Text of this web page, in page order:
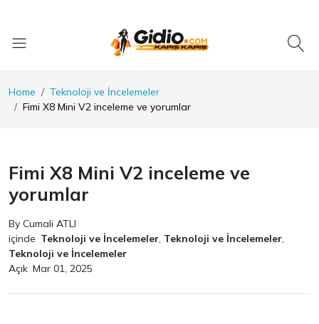
Home
Teknoloji ve İncelemeler
Fimi X8 Mini V2 inceleme ve yorumlar
Fimi X8 Mini V2 inceleme ve
yorumlar
By Cumali ATLI
içinde Teknoloji ve İncelemeler, Teknoloji ve İncelemeler,
Teknoloji ve İncelemeler
Açık Mar 01, 2025